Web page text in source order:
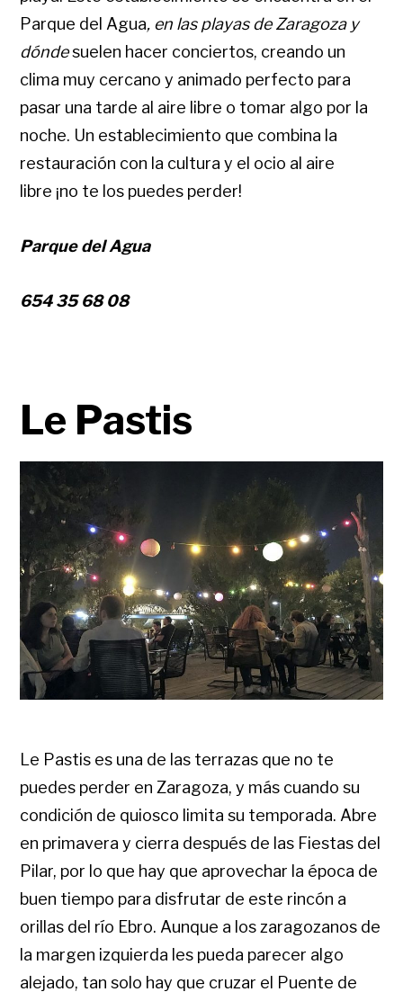
Parque del Agua, en las playas de Zaragoza y
dóndesuelen hacer conciertos, creando un
clima muy cercano y animado perfecto para
pasar una tarde al aire libre o tomar algo por la
noche. Un establecimiento que combina la
restauración con la cultura y el ocio al aire
libre ¡no te los puedes perder!
Parque del Agua
654 35 68 08
Le Pastis
Le Pastis es una de las terrazas que no te
puedes perder en Zaragoza, y más cuando su
condición de quiosco limita su temporada. Abre
en primavera y cierra después de las Fiestas del
Pilar, por lo que hay que aprovechar la época de
buen tiempo para disfrutar de este rincón a
orillas del río Ebro. Aunque a los zaragozanos de
la margen izquierda les pueda parecer algo
alejado, tan solo hay que cruzar el Puente de